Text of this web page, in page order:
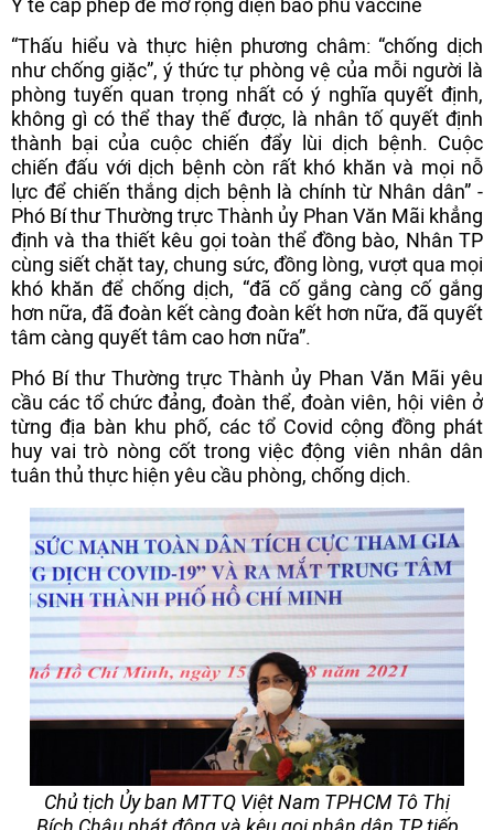
Y tế cấp phép để mở rộng diện bao phủ vaccine
“Thấu hiểu và thực hiện phương châm: “chống dịch
như chống giặc”, ý thức tự phòng vệ của mỗi người là
phòng tuyến quan trọng nhất có ý nghĩa quyết định,
không gì có thể thay thế được, là nhân tố quyết định
thành bại của cuộc chiến đẩy lùi dịch bệnh. Cuộc
chiến đấu với dịch bệnh còn rất khó khăn và mọi nỗ
lực để chiến thắng dịch bệnh là chính từ Nhân dân” -
Phó Bí thư Thường trực Thành ủy Phan Văn Mãi khẳng
định và tha thiết kêu gọi toàn thể đồng bào, Nhân TP
cùng siết chặt tay, chung sức, đồng lòng, vượt qua mọi
khó khăn để chống dịch, “đã cố gắng càng cố gắng
hơn nữa, đã đoàn kết càng đoàn kết hơn nữa, đã quyết
tâm càng quyết tâm cao hơn nữa”.
Phó Bí thư Thường trực Thành ủy Phan Văn Mãi yêu
cầu các tổ chức đảng, đoàn thể, đoàn viên, hội viên ở
từng địa bàn khu phố, các tổ Covid cộng đồng phát
huy vai trò nòng cốt trong việc động viên nhân dân
tuân thủ thực hiện yêu cầu phòng, chống dịch.
Chủ tịch Ủy ban MTTQ Việt Nam TPHCM Tô Thị